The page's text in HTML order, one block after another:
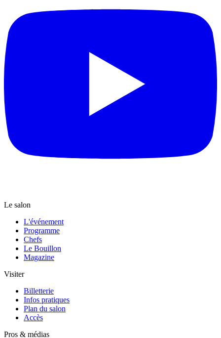
Le salon
L'événement
Programme
Chefs
Le Bouillon
Magazine
Visiter
Billetterie
Infos pratiques
Plan du salon
Accès
Pros & médias